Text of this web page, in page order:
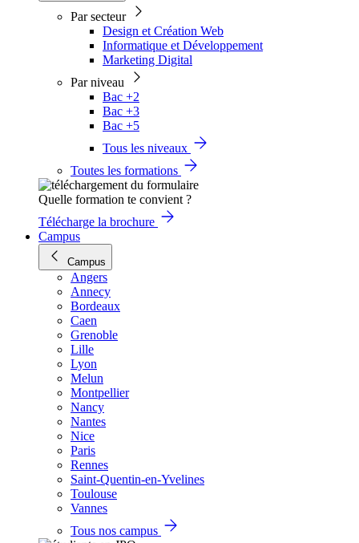
Par secteur
Design et Création Web
Informatique et Développement
Marketing Digital
Par niveau
Bac +2
Bac +3
Bac +5
Tous les niveaux
Toutes les formations
Quelle formation te convient ?
Télécharge la brochure
Campus
Campus
Angers
Annecy
Bordeaux
Caen
Grenoble
Lille
Lyon
Melun
Montpellier
Nancy
Nantes
Nice
Paris
Rennes
Saint-Quentin-en-Yvelines
Toulouse
Vannes
Tous nos campus